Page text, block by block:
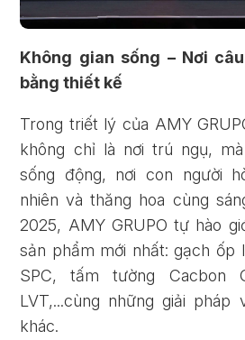
Không gian sống – Nơi
bằng thiết kế
Trong triết lý của AMY
không chỉ là nơi trú ngụ,
sống động, nơi con người
nhiên và thăng hoa cùng
2025, AMY GRUPO tự hào
sản phẩm mới nhất: gạch ốp
SPC, tấm tường Cacbon
LVT,...cùng những giải pháp
khác.